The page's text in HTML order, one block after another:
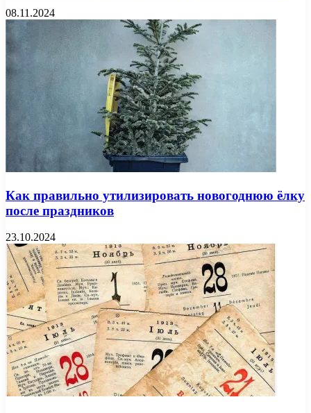
08.11.2024
Как правильно утилизировать новогоднюю ёлку
после праздников
23.10.2024